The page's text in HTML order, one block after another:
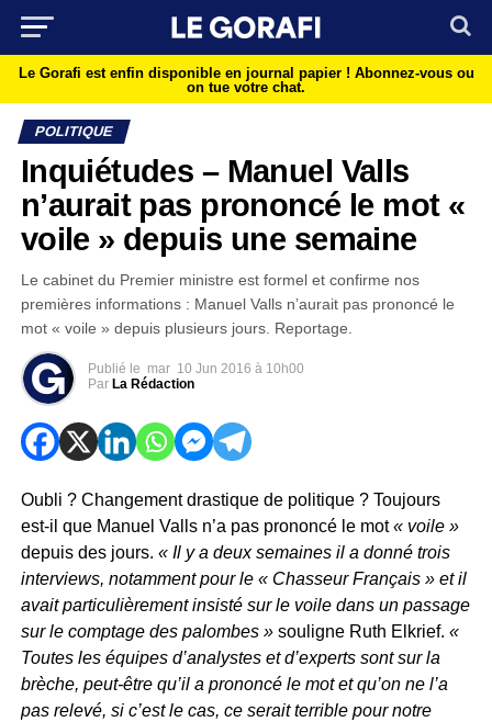
Le Gorafi est enfin disponible en journal papier ! Abonnez-vous ou
on tue votre chat.
POLITIQUE
Inquiétudes – Manuel Valls
n’aurait pas prononcé le mot «
voile » depuis une semaine
Le cabinet du Premier ministre est formel et confirme nos
premières informations : Manuel Valls n’aurait pas prononcé le
mot « voile » depuis plusieurs jours. Reportage.
Publié le mar 10 Jun 2016 à 10h00
Par La Rédaction
Oubli ? Changement drastique de politique ? Toujours
est-il que Manuel Valls n’a pas prononcé le mot« voile »
depuis des jours. « Il y a deux semaines il a donné trois
interviews, notamment pour le « Chasseur Français » et il
avait particulièrement insisté sur le voile dans un passage
sur le comptage des palombes »souligne Ruth Elkrief. «
Toutes les équipes d’analystes et d’experts sont sur la
brèche, peut-être qu’il a prononcé le mot et qu’on ne l’a
pas relevé, si c’est le cas, ce serait terrible pour notre